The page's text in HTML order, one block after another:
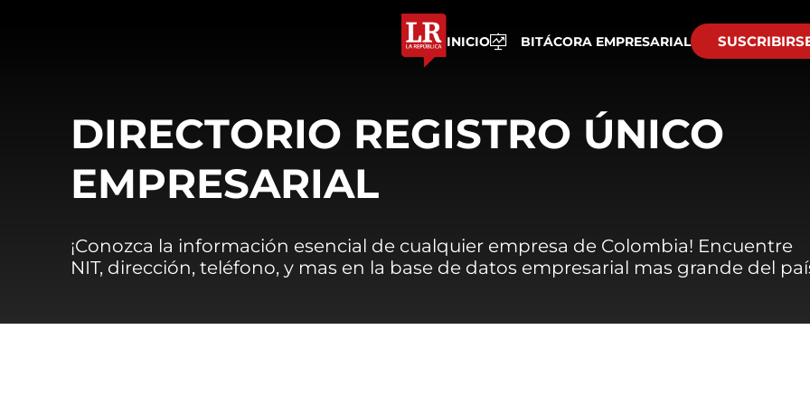
INICIO BITÁCORA EMPRESARIAL
DIRECTORIO REGISTRO ÚNICO
EMPRESARIAL
¡Conozca la información esencial de cualquier empresa de Colombia! Encuentre
NIT, dirección, teléfono, y mas en la base de datos empresarial mas grande del